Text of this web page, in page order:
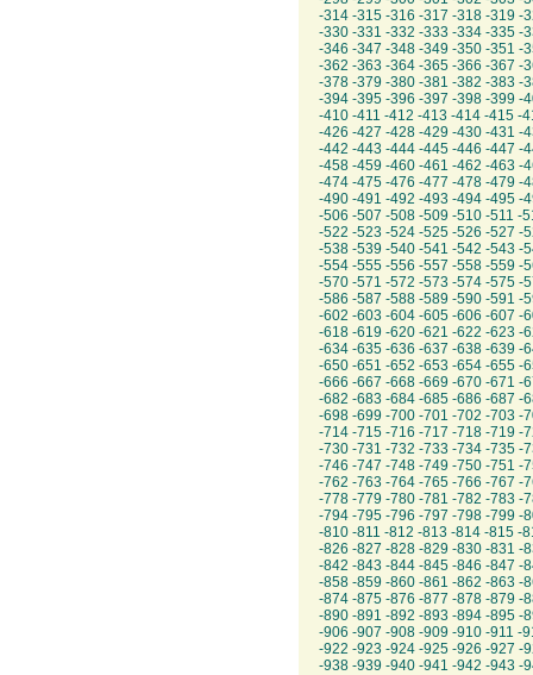
-314-315-316 -317 -318-319-
-330-331 -332 -333-334-335-
-346 -347 -348-349-350-351 -
-362 -363-364-365-366 -367 -
-378-379-380-381 -382 -383-
-394-395-396 -397 -398-399-
-410 -411 -412 -413 -414 -415 -
-426 -427 -428-429-430-431 -
-442 -443-444-445-446 -447 -
-458-459-460-461 -462 -463-
-474-475-476 -477 -478-479-
-490-491 -492 -493-494-495-
-506 -507 -508 -509 -510 -511 -
-522 -523-524-525-526 -527 -
-538-539-540-541 -542 -543-
-554-555-556 -557 -558-559-
-570-571 -572 -573-574-575-
-586 -587 -588-589-590-591 -
-602 -603 -604 -605 -606 -607 -
-618-619-620-621 -622 -623-
-634-635-636 -637 -638-639-
-650-651 -652 -653-654-655-
-666 -667 -668-669-670-671 -
-682 -683-684-685-686 -687 -
-698 -699 -700 -701 -702 -703 -
-714-715-716 -717 -718-719-
-730-731 -732 -733-734-735-
-746 -747 -748-749-750-751 -
-762 -763-764-765-766 -767 -
-778-779-780-781 -782 -783-
-794-795-796 -797 -798-799-
-810 -811 -812 -813 -814 -815 -
-826 -827 -828-829-830-831 -
-842 -843-844-845-846 -847 -
-858-859-860-861 -862 -863-
-874-875-876 -877 -878-879-
-890-891 -892 -893-894-895-
-906 -907 -908 -909 -910 -911 -
-922 -923-924-925-926 -927 -
-938-939-940-941 -942 -943-